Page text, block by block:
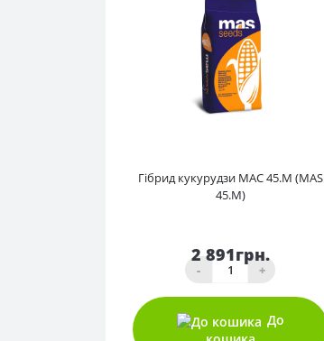
Гібрид кукурудзи МАС 45.М (МАS
45.М)
2 891грн.
- +
До